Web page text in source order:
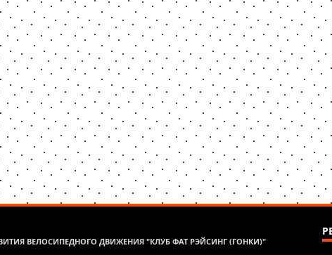
ВЕЛОСИПЕДНОГО ДВИЖЕНИЯ "КЛУБ ФАТ РЭЙСИНГ (ГОНКИ)"